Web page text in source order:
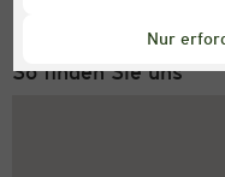
Nur
So finden Sie uns